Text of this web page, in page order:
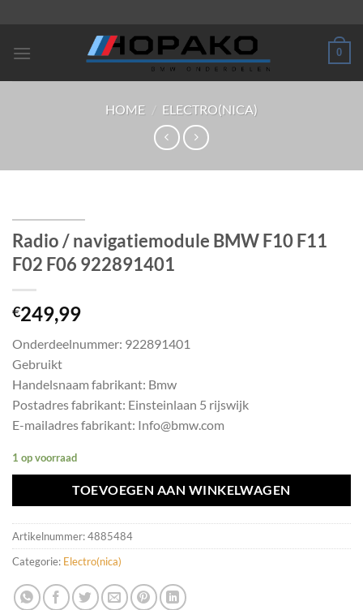
inhoud
0
HOME / ELECTRO(NICA)
Radio / navigatiemodule BMW F10 F11
F02 F06 922891401
€249,99
Onderdeelnummer: 922891401
Gebruikt
Handelsnaam fabrikant: Bmw
Postadres fabrikant: Einsteinlaan 5 rijswijk
E-mailadres fabrikant: Info@bmw.com
1 op voorraad
TOEVOEGEN AAN WINKELWAGEN
Artikelnummer:4885484
Categorie: Electro(nica)